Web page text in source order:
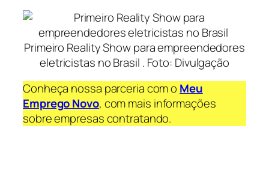
Primeiro Reality Show para empreendedores
eletricistas no Brasil . Foto: Divulgação
Conheça nossa parceria com o Meu
Emprego Novo, com mais informações
sobre empresas contratando.